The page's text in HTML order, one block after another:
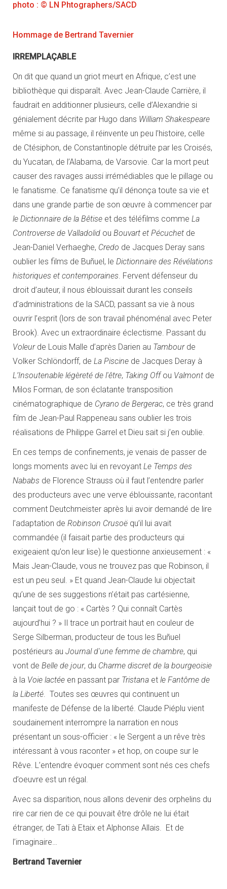
photo : © LN Phtographers/SACD
Hommage de Bertrand Tavernier
IRREMPLAÇABLE
On dit que quand un griot meurt en Afrique, c’est une
bibliothèque qui disparaît. Avec Jean-Claude Carrière, il
faudrait en additionner plusieurs, celle d’Alexandrie si
génialement décrite par Hugo dans William Shakespeare
même si au passage, il réinvente un peu l’histoire, celle
de Ctésiphon, de Constantinople détruite par les Croisés,
du Yucatan, de l’Alabama, de Varsovie. Car la mort peut
causer des ravages aussi irrémédiables que le pillage ou
le fanatisme. Ce fanatisme qu’il dénonça toute sa vie et
dans une grande partie de son œuvre à commencer par
le Dictionnaire de la Bêtise et des téléfilms comme La
Controverse de Valladolid ou Bouvart et Pécuchet de
Jean-Daniel Verhaeghe, Credo de Jacques Deray sans
oublier les films de Buñuel, le Dictionnaire des Révélations
historiques et contemporaines. Fervent défenseur du
droit d’auteur, il nous éblouissait durant les conseils
d’administrations de la SACD, passant sa vie à nous
ouvrir l’esprit (lors de son travail phénoménal avec Peter
Brook). Avec un extraordinaire éclectisme. Passant du
Voleurde Louis Malle d’après Darien au Tambourde
Volker Schlöndorff, de La Piscine de Jacques Deray à
L’Insoutenable légèreté de l'être, Taking Offou Valmont de
Milos Forman, de son éclatante transposition
cinématographique de Cyrano de Bergerac, ce très grand
film de Jean-Paul Rappeneau sans oublier les trois
réalisations de Philippe Garrel et Dieu sait si j’en oublie.
En ces temps de confinements, je venais de passer de
longs moments avec lui en revoyant Le Temps des
Nababs de Florence Strauss où il faut l’entendre parler
des producteurs avec une verve éblouissante, racontant
comment Deutchmeister après lui avoir demandé de lire
l’adaptation de Robinson Crusoë qu’il lui avait
commandée (il faisait partie des producteurs qui
exigeaient qu’on leur lise) le questionne anxieusement : «
Mais Jean-Claude, vous ne trouvez pas que Robinson, il
est un peu seul. » Et quand Jean-Claude lui objectait
qu’une de ses suggestions n’était pas cartésienne,
lançait tout de go : « Cartès ? Qui connaît Cartès
aujourd’hui ? » Il trace un portrait haut en couleur de
Serge Silberman, producteur de tous les Buñuel
postérieurs au Journal d'une femme de chambre, qui
vont de Belle de jour, du Charme discret de la bourgeoisie
à la Voie lactée en passant par Tristana et le Fantôme de
la Liberté. Toutes ses œuvres qui continuent un
manifeste de Défense de la liberté. Claude Piéplu vient
soudainement interrompre la narration en nous
présentant un sous-officier : « le Sergent a un rêve très
intéressant à vous raconter » et hop, on coupe sur le
Rêve. L’entendre évoquer comment sont nés ces chefs
d’oeuvre est un régal.
Avec sa disparition, nous allons devenir des orphelins du
rire car rien de ce qui pouvait être drôle ne lui était
étranger, de Tati à Etaix et Alphonse Allais. Et de
l’imaginaire…
Bertrand Tavernier